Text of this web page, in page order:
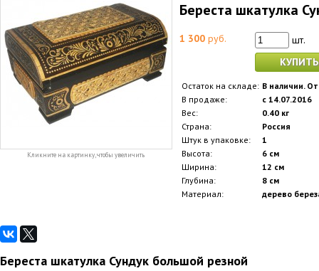
Кликните на картинку, чтобы увеличить
Береста шкатулка
1 300 руб.
шт.
Остаток на складе: В наличии.
В продаже:
с 14.07.2016
Вес:
0.40 кг
Страна:
Россия
Штук в упаковке:
1
Высота:
6 см
Ширина:
12 см
Глубина:
8 см
Материал:
дерево
Береста шкатулка Сундук большой резной